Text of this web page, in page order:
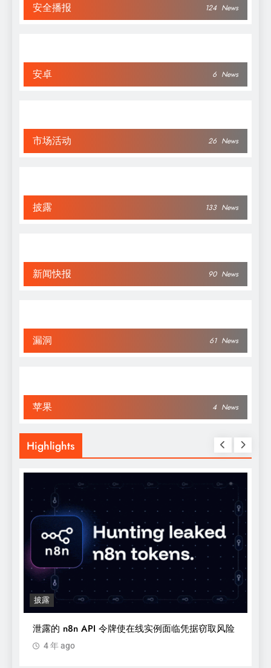
安全播报 124 News
安卓 6 News
市场活动 26 News
披露 133 News
新闻快报 90 News
漏洞 61 News
苹果 4 News
Highlights
披露
泄露的 n8n API 令牌使在线实例面临凭据窃取风险
4 年 ago